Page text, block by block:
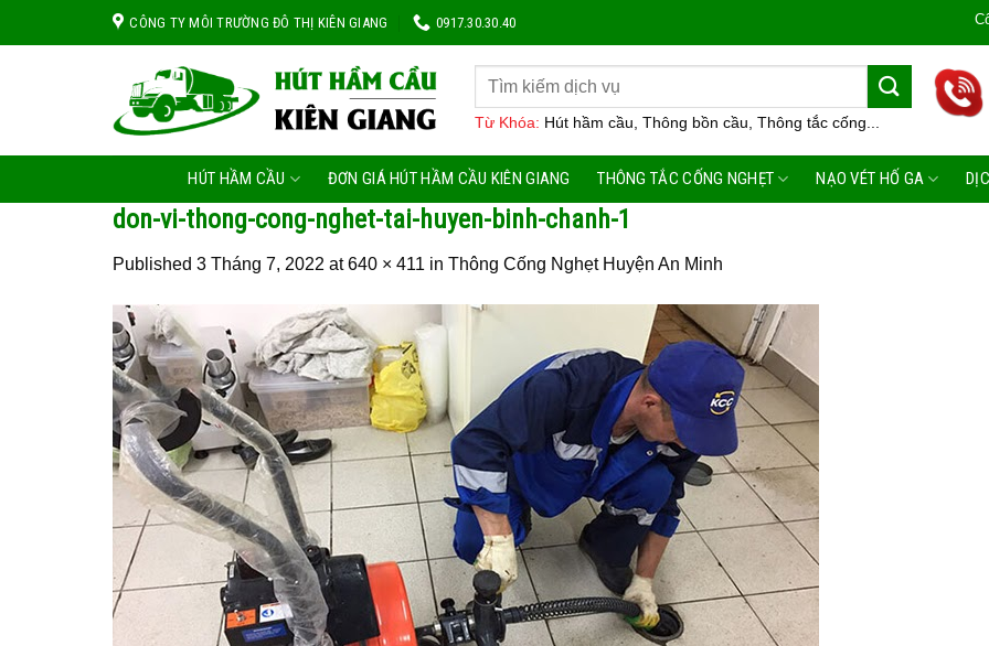
CÔNG TY MÔI TRƯỜNG ĐÔ THỊ KIÊN GIANG 0917.30.30.40 Công Ty
Từ Khóa: Hút hầm cầu, Thông bồn cầu, Thông tắc cống...
HÚT HẦM CẦU ĐƠN GIÁ HÚT HẦM CẦU KIÊN GIANG THÔNG TẮC CỐNG NGHẸT NẠO VÉT HỐ GA
don-vi-thong-cong-nghet-tai-huyen-binh-chanh-1
Published 3 Tháng 7, 2022 at640 × 411 in Thông Cống Nghẹt Huyện An Minh